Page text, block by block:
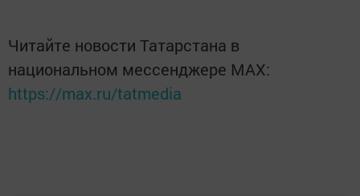
Читайте новости Татарстана в
национальном мессенджере MАХ:
https://max.ru/tatmedia